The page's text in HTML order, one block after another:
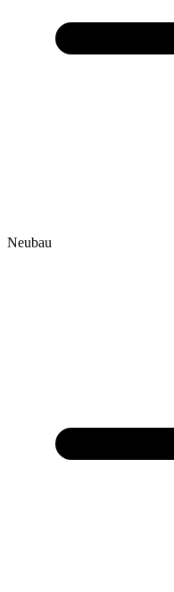
Neubau